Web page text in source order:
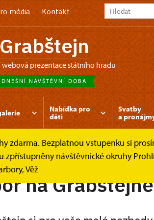
média Kontakt
Grabštejn
webová prezentace státního hradu
DNEŠNÍ NÁVŠTĚVNÍ DOBA
Nabídka pro
děti
Svatby
a
zdarma. Bezplatnou vstupenku si
návštěvnické okruhy
Věž
na Grabštejně